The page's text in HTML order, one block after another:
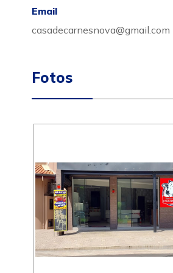
Email
casadecarnesnova@gmail.com
Fotos